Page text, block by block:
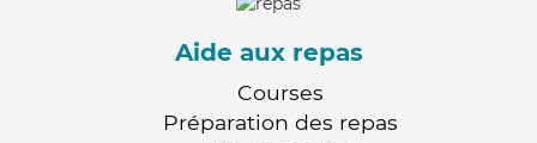
Aide aux repas
Courses
Préparation des repas